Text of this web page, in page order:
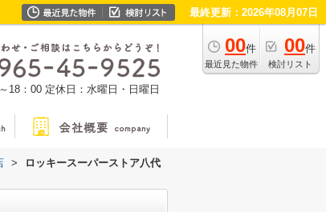
最終更新：2026年08月07日
00件
最近見た物件
00件
検討リスト
18：00 定休日：水曜日・日曜日
>
ロッキースーパーストア八代